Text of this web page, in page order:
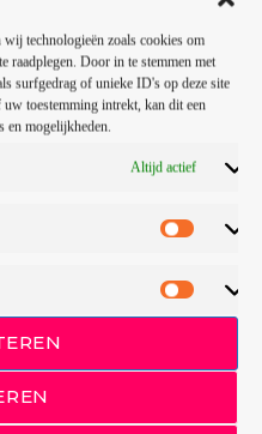
wij technologieën zoals cookies om
raadplegen. Door in te stemmen met
surfgedrag of unieke ID's op deze site
toestemming intrekt, kan dit een
en mogelijkheden.
Altijd actief